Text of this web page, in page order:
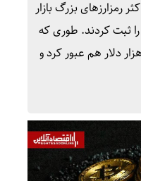
رمزارزهای بزرگ بازار
ثبت کردند. طوری که
قیمت بیت‌کوین از مرز روانی ۶۰ هزار دلار هم عبور کرد و